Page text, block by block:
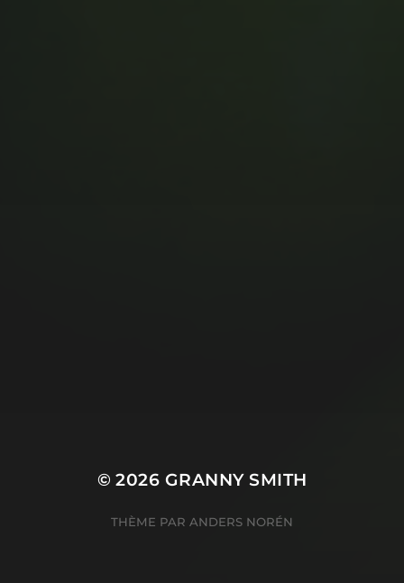
© 2026 GRANNY SMITH
THÈME PAR ANDERS NORÉN